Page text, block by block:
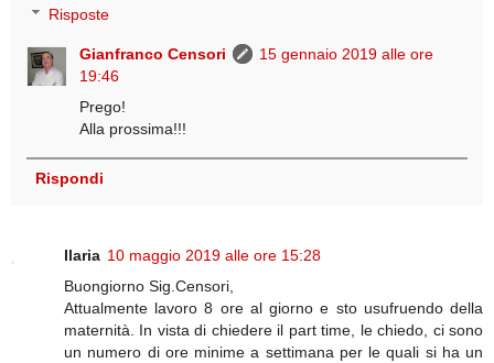
Risposte
Gianfranco Censori
15 gennaio 2019 alle ore
19:46
Prego!
Alla prossima!!!
Rispondi
Ilaria 10 maggio 2019 alle ore 15:28
Buongiorno Sig.Censori,
Attualmente lavoro 8 ore al giorno e sto usufruendo della
maternità. In vista di chiedere il part time, le chiedo, ci sono
un numero di ore minime a settimana per le quali si ha un